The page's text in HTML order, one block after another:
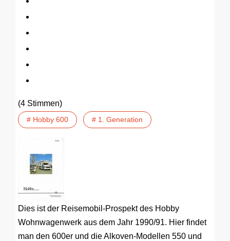
(4 Stimmen)
# Hobby 600 # 1. Generation
Dies ist der Reisemobil-Prospekt des Hobby
Wohnwagenwerk aus dem Jahr 1990/91. Hier findet
man den 600er und die Alkoven-Modellen 550 und